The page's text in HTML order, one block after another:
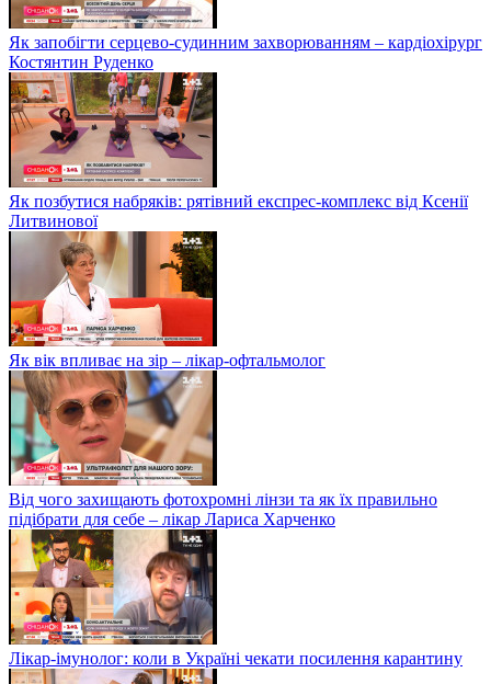
Як запобігти серцево-судинним захворюванням – кардіохірург
Костянтин Руденко
Як позбутися набряків: рятівний експрес-комплекс від Ксенії
Литвинової
Як вік впливає на зір – лікар-офтальмолог
Від чого захищають фотохромні лінзи та як їх правильно
підібрати для себе – лікар Лариса Харченко
Лікар-імунолог: коли в Україні чекати посилення карантину